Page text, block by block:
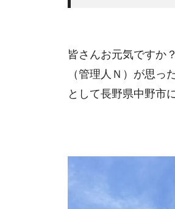
皆さんお元気ですか
（管理人Ｎ）が思
として長野県中野市